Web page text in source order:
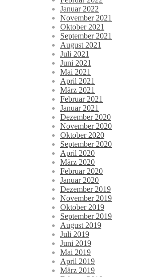
Januar 2022
November 2021
Oktober 2021
September 2021
August 2021
Juli 2021
Juni 2021
Mai 2021
April 2021
März 2021
Februar 2021
Januar 2021
Dezember 2020
November 2020
Oktober 2020
September 2020
April 2020
März 2020
Februar 2020
Januar 2020
Dezember 2019
November 2019
Oktober 2019
September 2019
August 2019
Juli 2019
Juni 2019
Mai 2019
April 2019
März 2019